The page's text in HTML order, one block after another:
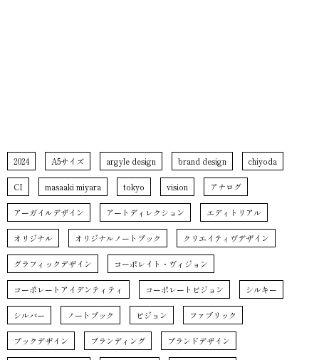
2024 A5サイズ argyle design brand design chiyoda
CI masaaki miyara tokyo vision アナログ
アーガイルデザイン アートディレクション エディトリアル
オリジナル オリジナルノートブック クリエイティヴデザイン
グラフィックデザイン コーポレイト・ヴィジョン
コーポレートアイデンティティ コーポレートビジョン シルキー
シルバー ノートブック ビジョン ファブリック
ブックデザイン ブランディング ブランドデザイン